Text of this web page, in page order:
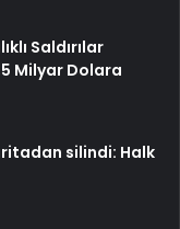
Saldırılar
Milyar Dolara
silindi: Halk